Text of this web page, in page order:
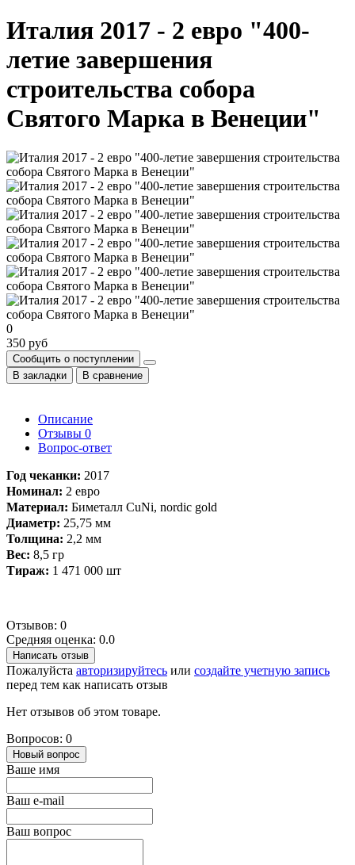
Италия 2017 - 2 евро "400-
летие завершения
строительства собора
Святого Марка в Венеции"
0
350 руб
Сообщить о поступлении
В закладки
В сравнение
Описание
Отзывы 0
Вопрос-ответ
​Год чеканки: 2017
Номинал: 2 евро
Материал: Биметалл CuNi, nordic gold
Диаметр: 25,75 мм
Толщина: 2,2 мм
Вес: 8,5 гр
Тираж: 1 471 000 шт
Отзывов: 0
Средняя оценка: 0.0
Написать отзыв
Пожалуйста авторизируйтесь или создайте учетную запись
перед тем как написать отзыв
Нет отзывов об этом товаре.
Вопросов: 0
Новый вопрос
Ваше имя
Ваш e-mail
Ваш вопрос